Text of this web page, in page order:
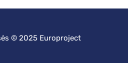
© 2025 Europroject